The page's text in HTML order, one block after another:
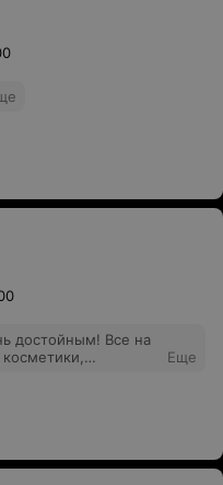
достойным! Все на
Еще